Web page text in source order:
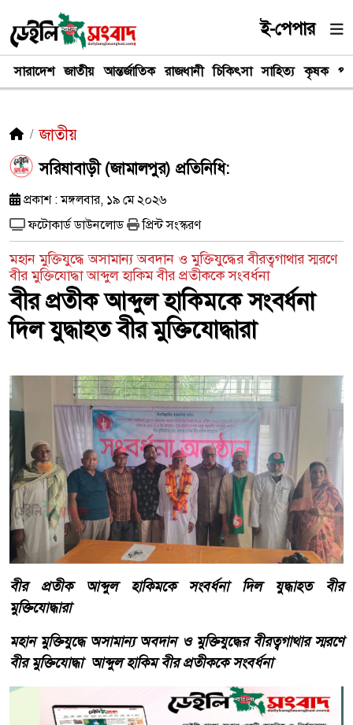
ই-পেপার
সারাদেশ জাতীয় আন্তর্জাতিক রাজধানী চিকিৎসা সাহিত্য কৃষক
জাতীয়
সরিষাবাড়ী (জামালপুর) প্রতিনিধি:
প্রকাশ : মঙ্গলবার, ১৯ মে ২০২৬
ফটোকার্ড ডাউনলোড
প্রিন্ট সংস্করণ
মহান মুক্তিযুদ্ধে অসামান্য অবদান ও মুক্তিযুদ্ধের বীরত্বগাথার স্মরণে
বীর মুক্তিযোদ্ধা আব্দুল হাকিম বীর প্রতীককে সংবর্ধনা
বীর প্রতীক আব্দুল হাকিমকে সংবর্ধনা
দিল যুদ্ধাহত বীর মুক্তিযোদ্ধারা
বীর প্রতীক আব্দুল হাকিমকে সংবর্ধনা দিল যুদ্ধাহত বীর
মুক্তিযোদ্ধারা
মহান মুক্তিযুদ্ধে অসামান্য অবদান ও মুক্তিযুদ্ধের বীরত্বগাথার স্মরণে
বীর মুক্তিযোদ্ধা আব্দুল হাকিম বীর প্রতীককে সংবর্ধনা